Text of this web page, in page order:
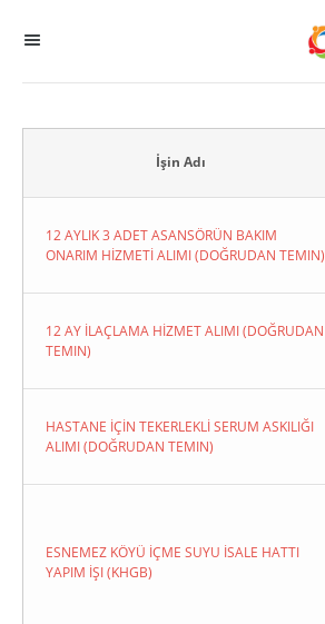
KHGB
Sonuçlanan Kayıtlar
İşin Adı
12 AYLIK 3 ADET ASANSÖRÜN BAKIM
ONARIM HİZMETİ ALIMI (DOĞRUDAN TEMIN)
12 AY İLAÇLAMA HİZMET ALIMI (DOĞRUDAN
TEMIN)
HASTANE İÇİN TEKERLEKLİ SERUM ASKILIĞI
ALIMI (DOĞRUDAN TEMIN)
ESNEMEZ KÖYÜ İÇME SUYU İSALE HATTI
YAPIM İŞI (KHGB)